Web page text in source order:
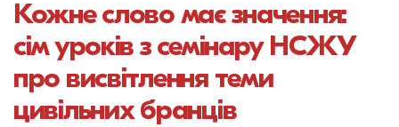
Кожне слово має значення:
сім уроків з семінару НСЖУ
про висвітлення теми
цивільних бранців